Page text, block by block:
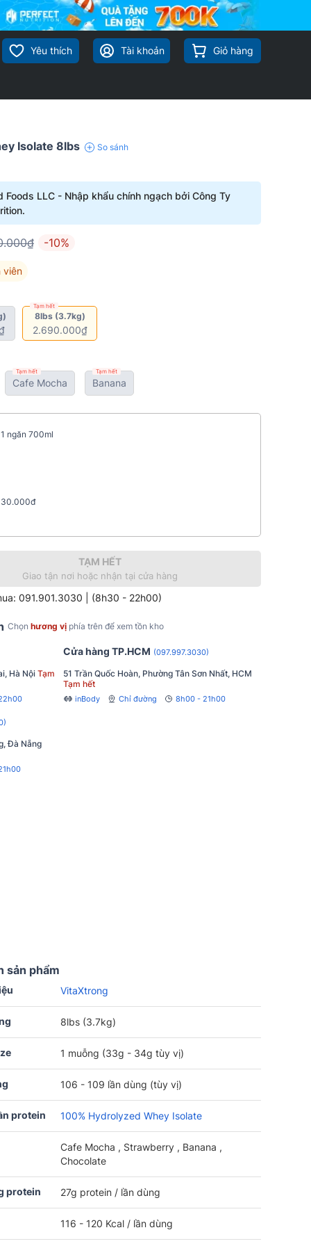
Yêu thích Tài khoản Giỏ hàng
Isolate 8lbs So sánh
Foods LLC - Nhập khẩu chính ngạch bởi Công Ty
-10%
viên
Tạm hết
8lbs (3.7kg)
2.690.000₫
Tạm hết
Cafe Mocha
Tạm hết
Banana
ngăn 700ml
30.000đ
TẠM HẾT
Giao tận nơi hoặc nhận tại cửa hàng
091.901.3030 | (8h30 - 22h00)
Chọn hương vị phía trên để xem tồn kho
Hà Nội Tạm
Cửa hàng TP.HCM (097.997.3030)
51 Trần Quốc Hoàn, Phường Tân Sơn Nhất, HCM
Tạm hết
inBody Chỉ đường 8h00 - 21h00
Đà Nẵng
sản phẩm
VitaXtrong
8lbs (3.7kg)
1 muỗng (33g - 34g tùy vị)
106 - 109 lần dùng (tùy vị)
protein 100% Hydrolyzed Whey Isolate
Cafe Mocha , Strawberry , Banana ,
Chocolate
protein 27g protein / lần dùng
116 - 120 Kcal / lần dùng